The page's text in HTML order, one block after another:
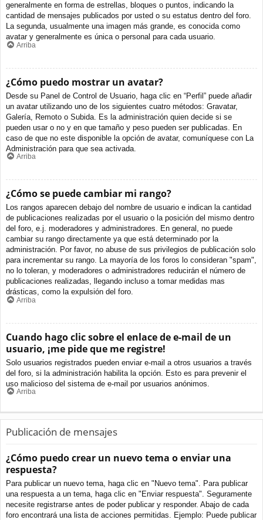
generalmente en forma de estrellas, bloques o puntos, indicando la
cantidad de mensajes publicados por usted o su estatus dentro del foro.
La segunda, usualmente una imagen más grande, es conocida como
avatar y generalmente es única o personal para cada usuario.
Arriba
¿Cómo puedo mostrar un avatar?
Desde su Panel de Control de Usuario, haga clic en “Perfil” puede añadir
un avatar utilizando uno de los siguientes cuatro métodos: Gravatar,
Galería, Remoto o Subida. Es la administración quien decide si se
pueden usar o no y en que tamaño y peso pueden ser publicadas. En
caso de que no este disponible la opción de avatar, comuníquese con La
Administración para que sea activada.
Arriba
¿Cómo se puede cambiar mi rango?
Los rangos aparecen debajo del nombre de usuario e indican la cantidad
de publicaciones realizadas por el usuario o la posición del mismo dentro
del foro, e.j. moderadores y administradores. En general, no puede
cambiar su rango directamente ya que está determinado por la
administración. Por favor, no abuse de sus privilegios de publicación solo
para incrementar su rango. La mayoría de los foros lo consideran "spam",
no lo toleran, y moderadores o administradores reducirán el número de
publicaciones realizadas, llegando incluso a tomar medidas mas
drásticas, como la expulsión del foro.
Arriba
Cuando hago clic sobre el enlace de e-mail de un
usuario, ¡me pide que me registre!
Solo usuarios registrados pueden enviar e-mail a otros usuarios a través
del foro, si la administración habilita la opción. Esto es para prevenir el
uso malicioso del sistema de e-mail por usuarios anónimos.
Arriba
Publicación de mensajes
¿Cómo puedo crear un nuevo tema o enviar una
respuesta?
Para publicar un nuevo tema, haga clic en "Nuevo tema". Para publicar
una respuesta a un tema, haga clic en "Enviar respuesta". Seguramente
necesite registrarse antes de poder publicar y responder. Abajo de cada
foro encontrará una lista de acciones permitidas. Ejemplo: Puede publicar